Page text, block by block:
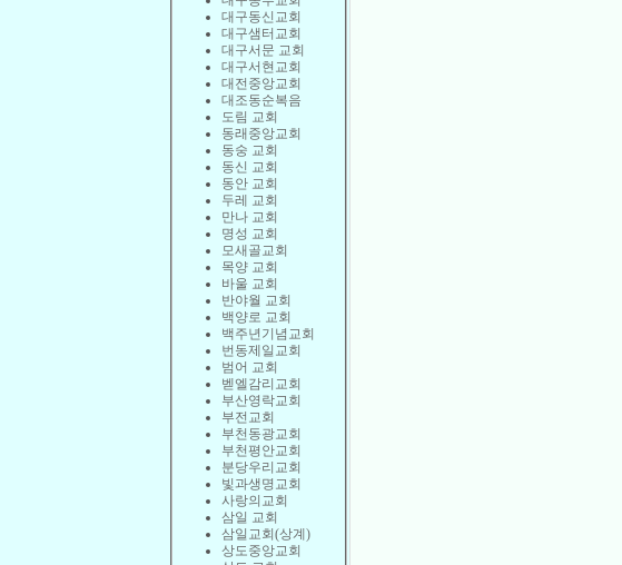
대구동신교회
대구샘터교회
대구서문 교회
대구서현교회
대전중앙교회
대조동순복음
도림 교회
동래중앙교회
동숭 교회
동신 교회
동안 교회
두레 교회
만나 교회
명성 교회
모새골교회
목양 교회
바울 교회
반야월 교회
백양로 교회
백주년기념교회
번동제일교회
범어 교회
벧엘감리교회
부산영락교회
부전교회
부천동광교회
부천평안교회
분당우리교회
빛과생명교회
사랑의교회
삼일 교회
삼일교회(상계)
상도중앙교회